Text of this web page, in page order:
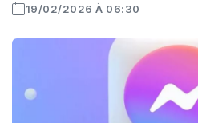
19/02/2026 À 06:30